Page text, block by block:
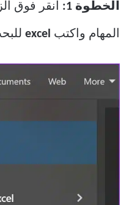
الخطوة 1: انقر فوق
المهام واكتب excel